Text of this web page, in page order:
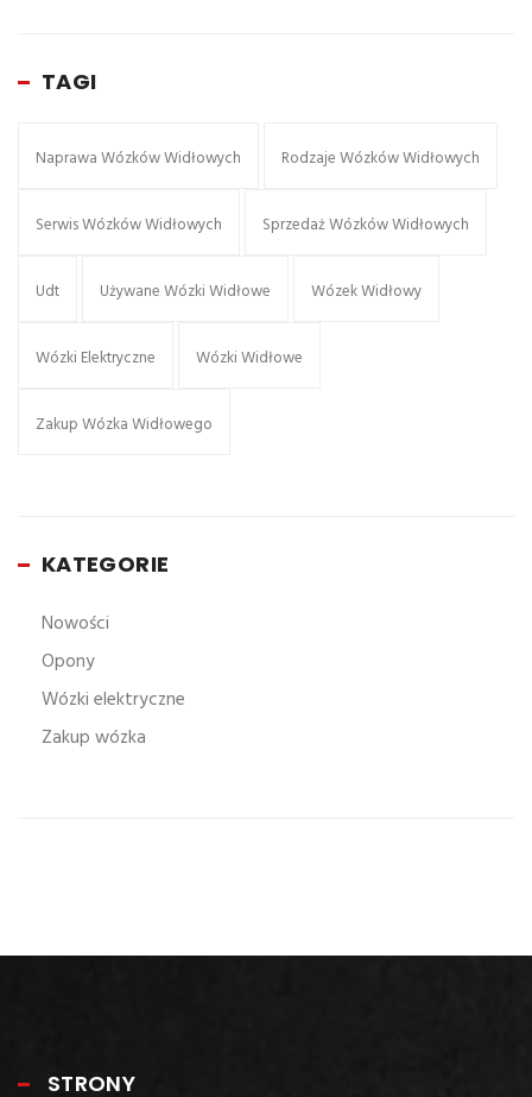
TAGI
Naprawa Wózków Widłowych Rodzaje Wózków Widłowych
Serwis Wózków Widłowych Sprzedaż Wózków Widłowych
Udt Używane Wózki Widłowe Wózek Widłowy
Wózki Elektryczne Wózki Widłowe
Zakup Wózka Widłowego
KATEGORIE
Nowości
Opony
Wózki elektryczne
Zakup wózka
STRONY